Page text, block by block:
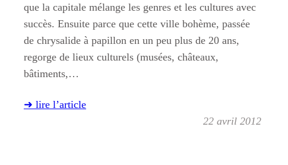
que la capitale mélange les genres et les cultures avec
succès. Ensuite parce que cette ville bohème, passée
de chrysalide à papillon en un peu plus de 20 ans,
regorge de lieux culturels (musées, châteaux,
bâtiments,…
➜ lire l’article
22 avril 2012